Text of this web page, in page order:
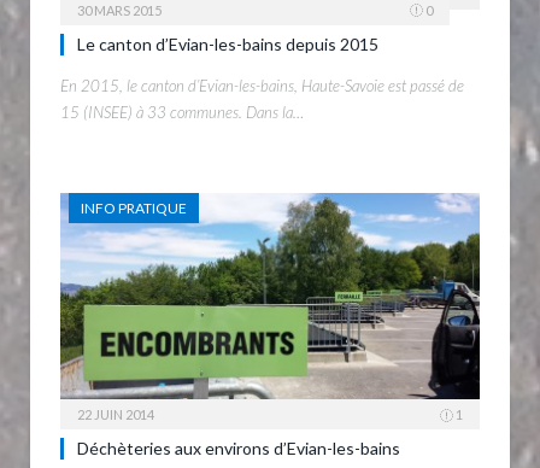
30 MARS 2015 0
Le canton d’Evian-les-bains depuis 2015
En 2015, le canton d’Evian-les-bains, Haute-Savoie est passé de
15 (INSEE) à 33 communes. Dans la…
INFO PRATIQUE
22 JUIN 2014 1
Déchèteries aux environs d’Evian-les-bains